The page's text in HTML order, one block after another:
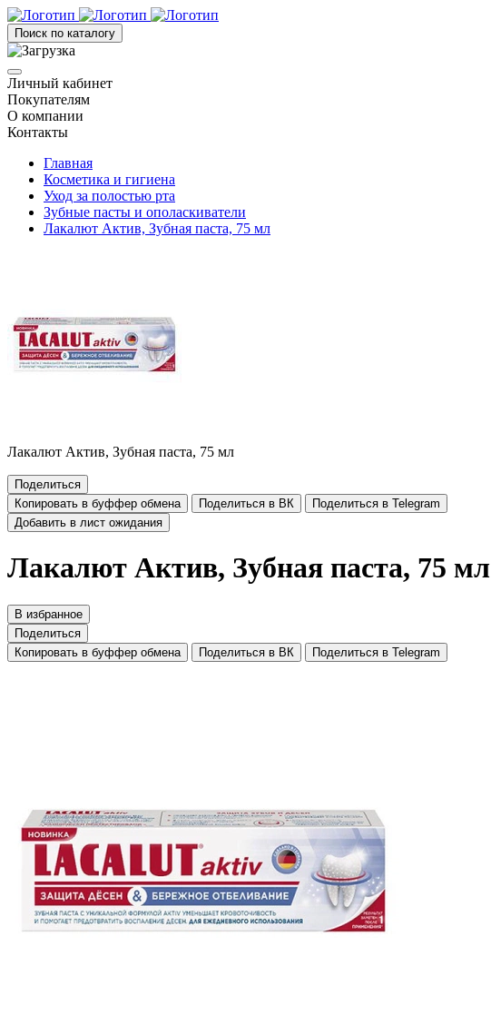
Поиск по каталогу
Личный кабинет
Покупателям
О компании
Контакты
Главная
Косметика и гигиена
Уход за полостью рта
Зубные пасты и ополаскиватели
Лакалют Актив, Зубная паста, 75 мл
Лакалют Актив, Зубная паста, 75 мл
Поделиться
Копировать в буффер обмена
Поделиться в ВК
Поделиться в Telegram
Добавить в лист ожидания
Лакалют Актив, Зубная паста, 75 мл
В избранное
Поделиться
Копировать в буффер обмена
Поделиться в ВК Поделиться в Telegram